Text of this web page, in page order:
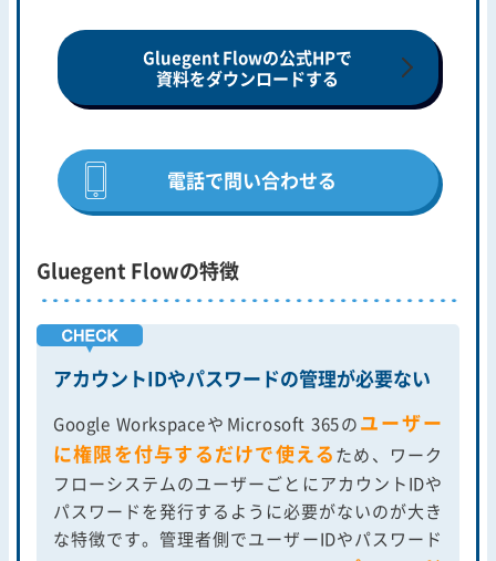
Gluegent Flowの公式HPで
資料をダウンロードする
電話で問い合わせる
Gluegent Flowの特徴
アカウントIDやパスワードの管理が必要ない
Google WorkspaceやMicrosoft 365のユーザー
に権限を付与するだけで使えるため、ワーク
フローシステムのユーザーごとにアカウントIDや
パスワードを発行するように必要がないのが大き
な特徴です。管理者側でユーザーIDやパスワード